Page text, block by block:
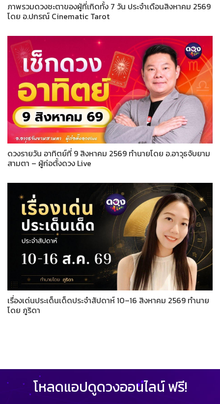
ภาพรวมดวงชะตาของผู้ที่เกิดทั้ง 7 วัน ประจำเดือนสิงหาคม 2569
โดย อ.ปกรณ์ Cinematic Tarot
ดวงรายวัน อาทิตย์ที่ 9 สิงหาคม 2569 ทำนายโดย อ.อาวุธจับยาม
สามตา – ผู้ก่อตั้งดวง Live
เรื่องเด่นประเด็นเด็ดประจำสัปดาห์ 10–16 สิงหาคม 2569 ทำนาย
โดย ภูริดา
โหลดแอปดูดวงออนไลน์ ฟรี!